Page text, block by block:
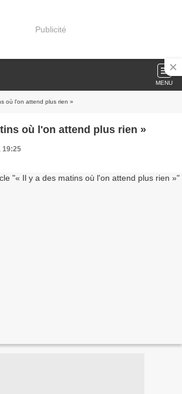
Publicité
MENU
où l'on attend plus rien »
où l'on attend plus rien »
19:25